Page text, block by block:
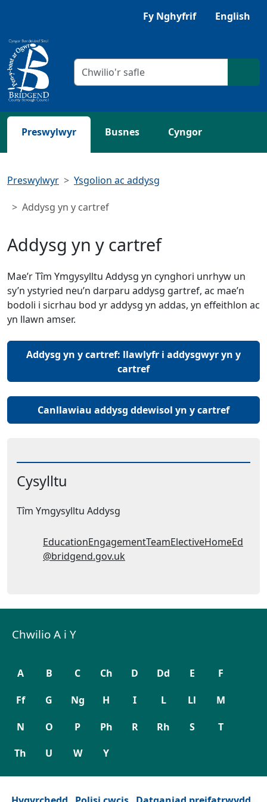
Gwrandewch gyda Browsealoud
Fy Nghyfrif English
Meini prawf chwilio
Preswylwyr Busnes Cyngor
Preswylwyr Ysgolion ac addysg
Addysg yn y cartref
Addysg yn y cartref
Mae’r Tîm Ymgysylltu Addysg yn cynghori unrhyw un
sy’n ystyried neu’n darparu addysg gartref, ac mae’n
bodoli i sicrhau bod yr addysg yn addas, yn effeithlon ac
yn llawn amser.
Addysg yn y cartref: llawlyfr i addysgwyr yn y
cartref
Canllawiau addysg ddewisol yn y cartref
Cysylltu
Tîm Ymgysylltu Addysg
Cyfeiriad ebost:
EducationEngagementTeamElectiveHomeEd
@bridgend.gov.uk
Chwilio A i Y
A B C Ch D Dd E F
Ff G Ng H I L Ll M
N O P Ph R Rh S T
Th U W Y